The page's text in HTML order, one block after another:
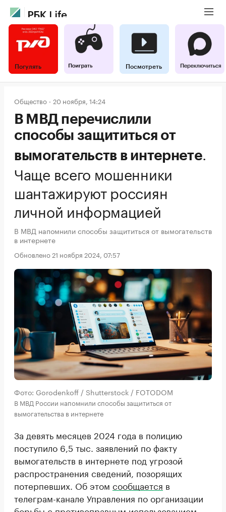
Погулять Посмотреть
Общество 20 ноября, 14:24
В МВД перечислили
способы защититься от
вымогательств в интернете.
Чаще всего мошенники
шантажируют россиян
личной информацией
В МВД напомнили способы защититься от вымогательств
в интернете
Обновлено 21 ноября 2024, 07:57
Фото: Gorodenkoff / Shutterstock / FOTODOM
В МВД России напомнили способы защититься от
вымогательства в интернете
За девять месяцев 2024 года в полицию
поступило 6,5 тыс. заявлений по факту
вымогательств в интернете под угрозой
распространения сведений, позорящих
потерпевших. Об этом сообщается в
телеграм-канале Управления по организации